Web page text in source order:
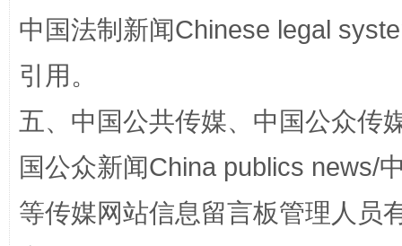
“蜀中异人”王建安的艺术幻境
中国法制新闻Chinese legal
引用。
五、中国公共传媒、中国公众传
国公众新闻China publics news/
等传媒网站信息留言板管理人员